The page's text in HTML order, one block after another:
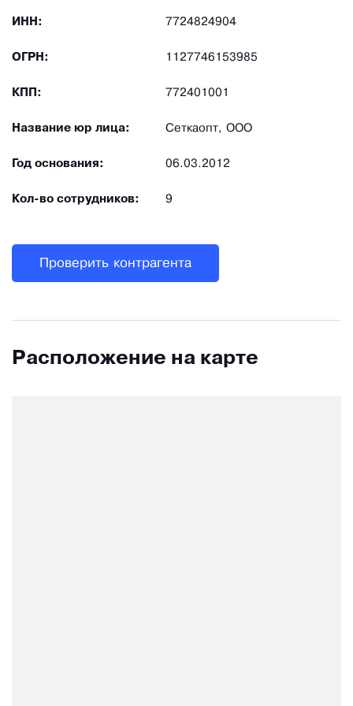
ИНН: 7724824904
ОГРН: 1127746153985
КПП: 772401001
Название юр лица: Сеткаопт, ООО
Год основания: 06.03.2012
Кол-во сотрудников: 9
Проверить контрагента
Расположение на карте